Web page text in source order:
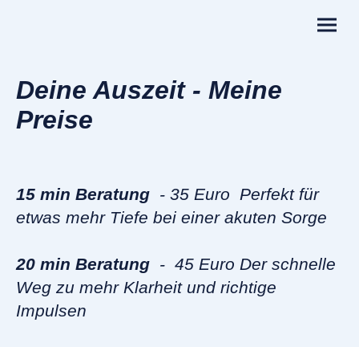
Deine Auszeit - Meine
Preise
15 min Beratung - 35 Euro Perfekt für
etwas mehr Tiefe bei einer akuten Sorge
20 min Beratung - 45 Euro Der schnelle
Weg zu mehr Klarheit und richtige
Impulsen